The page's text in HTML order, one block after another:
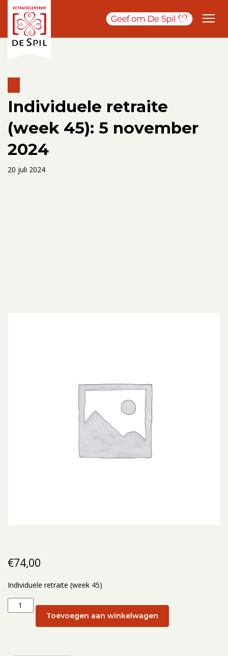
Individuele retraite
(week 45): 5 november
2024
20 juli 2024
€74,00
Individuele retraite (week 45)
Individuele
retraite
Toevoegen aan winkelwagen